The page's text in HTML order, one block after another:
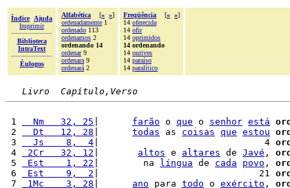
Índice
Ajuda
Imprimir
Biblioteca
IntraText
Èulogos
Alfabética [« »]
ordenadamente 1
ordenado 113
ordenamos 2
ordenando 14
ordenar9
ordenara 9
ordenará 2
Freqüência [« »]
14 oferecida
14 ofir
14 oprimidos
14 ordenando
14 ourives
14 paraíso
14 paralítico
Livro  Capítulo,Verso
1
  Nm   32, 25
farão o que o senhor está
2
  Dt   12, 28
todas as coisas que estou
3
  Js    8,  4
|                              4
4
2Cr   32, 12 altos e altares de Javé ,
5
Est    1, 22 |        na língua de cada povo ,
6
Est    9,  2 |                             21
7
1Mc    3, 28 ano para todo o exército ,